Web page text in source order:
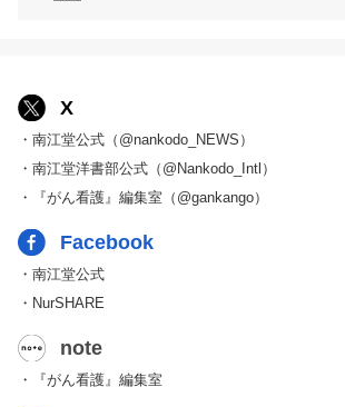
X
・南江堂公式（@nankodo_NEWS）
・南江堂洋書部公式（@Nankodo_Intl）
・『がん看護』編集室（@gankango）
Facebook
・南江堂公式
・NurSHARE
note
・『がん看護』編集室